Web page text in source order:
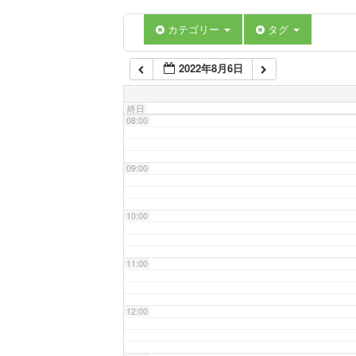
カテゴリー タグ
2022年8月6日
終日
07:00
08:00
09:00
10:00
11:00
12:00